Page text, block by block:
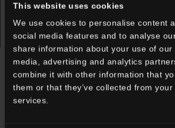
This website uses cookies
We use cookies to personalise content
social media features and to analyse
share information about your use of
media, advertising and analytics
combine it with other information that
them or that they’ve collected from
services.
news